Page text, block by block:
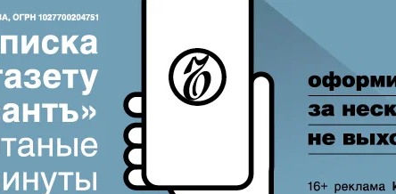
Реклама в «Ъ» www.kommersant.ru/ad